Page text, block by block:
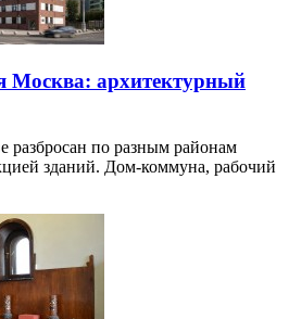
Москва: архитектурный
разбросан по разным районам
зданий. Дом-коммуна, рабочий